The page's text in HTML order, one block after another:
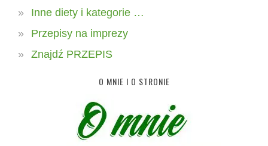
Inne diety i kategorie …
Przepisy na imprezy
Znajdź PRZEPIS
O MNIE I O STRONIE